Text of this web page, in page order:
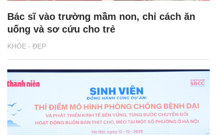
KHỎE - ĐẸP
Bác sĩ vào trường mầm non, chỉ cách ăn
uống và sơ cứu cho trẻ